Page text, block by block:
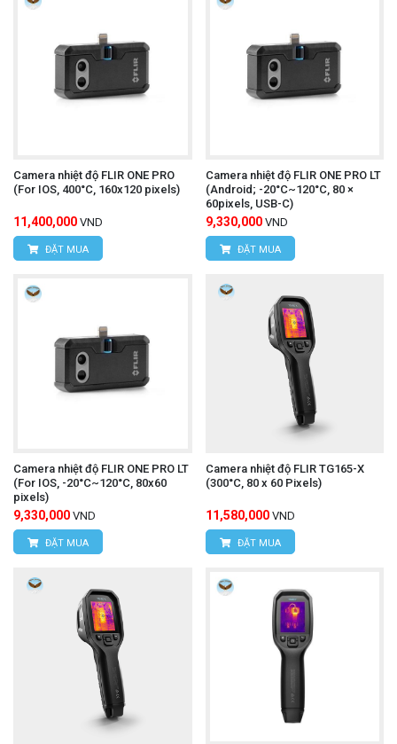
D7/6B Đường Dương Đình Cúc, Xã Tân
Kiên, Huyện Bình Chánh, Thành phố Hồ Chí
Minh
Website:www.hungnguyentech.vn
Thiết bị kiểm tra dòng rò RCD
UNI-T UT582+
Camera nhiệt độ FLIR ONE PRO
(For IOS, 400°C, 160x120 pixels)
11,400,000 VND
ĐẶT MUA
Camera nhiệt độ FLIR ONE PRO LT
(Android; -20°C~120°C, 80 ×
60pixels, USB-C)
9,330,000 VND
ĐẶT MUA
Camera nhiệt độ FLIR ONE PRO LT
(For IOS, -20°C~120°C, 80x60
pixels)
9,330,000 VND
ĐẶT MUA
Camera nhiệt độ FLIR TG165-X
(300°C, 80 x 60 Pixels)
11,580,000 VND
ĐẶT MUA